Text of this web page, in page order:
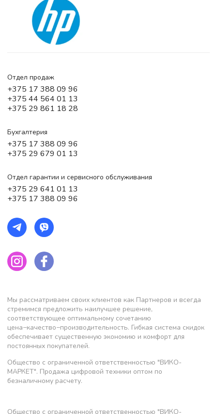
Отдел продаж
+375 17 388 09 96
+375 44 564 01 13
+375 29 861 18 28
Бухгалтерия
+375 17 388 09 96
+375 29 679 01 13
Отдел гарантии и сервисного обслуживания
+375 29 641 01 13
+375 17 388 09 96
Мы рассматриваем своих клиентов как Партнеров и всегда
стремимся предложить наилучшее решение,
соответствующее оптимальному сочетанию
цена−качество−производительность. Гибкая система скидок
обеспечивает существенную экономию и комфорт для
постоянных покупателей.
Общество с ограниченной ответственностью "ВИКО-
МАРКЕТ". Продажа цифровой техники оптом по
безналичному расчету.
Общество с ограниченной ответственностью "ВИКО-